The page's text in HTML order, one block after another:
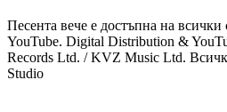
Песента вече е достъпна на
YouTube. Digital Distribution &
Records Ltd. / KVZ Music Ltd.
Studio